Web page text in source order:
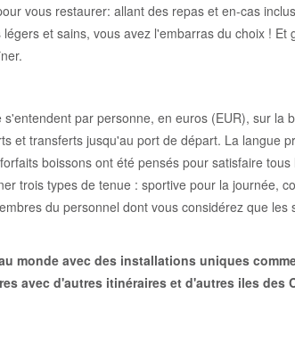
vous restaurer: allant des repas et en-cas
et sains, vous avez l'embarras du choix !
par personne, en euros (EUR), sur
et transferts jusqu'au port de départ. La langue
boissons ont été pensés pour satisfaire
trois types de tenue : sportive pour la journée,
du personnel dont vous considérez que
monde avec des installations uniques
avec d'autres itinéraires et d'autres iles des